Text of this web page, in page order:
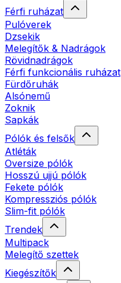
Férfi ruházat
Pulóverek
Dzsekik
Melegítők & Nadrágok
Rövidnadrágok
Férfi funkcionális ruházat
Fürdőruhák
Alsónemű
Zoknik
Sapkák
Pólók és felsők
Atléták
Oversize pólók
Hosszú ujjú pólók
Fekete pólók
Kompressziós pólók
Slim-fit pólók
Trendek
Multipack
Melegítő szettek
Kiegészítők